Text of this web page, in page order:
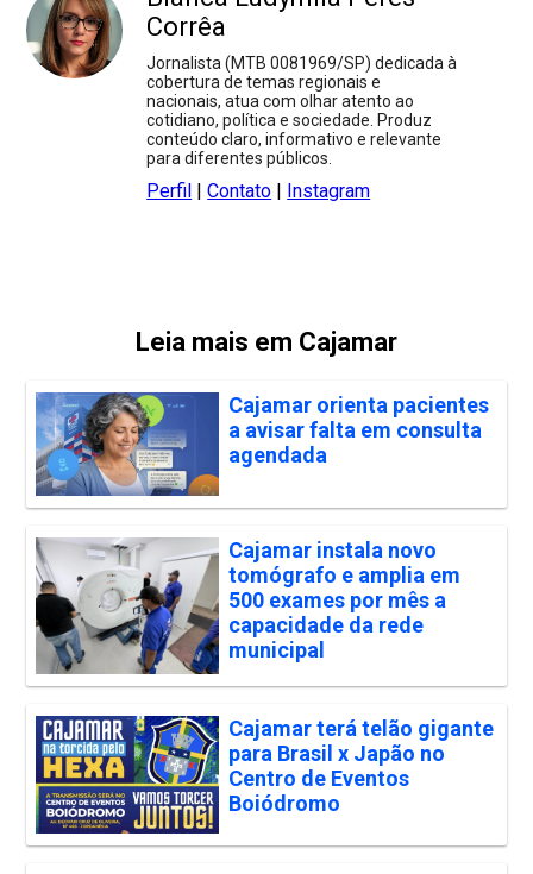
Corrêa
Jornalista (MTB 0081969/SP) dedicada à
cobertura de temas regionais e
nacionais, atua com olhar atento ao
cotidiano, política e sociedade. Produz
conteúdo claro, informativo e relevante
para diferentes públicos.
Perfil |Contato | Instagram
Leia mais em Cajamar
Cajamar orienta pacientes
a avisar falta em consulta
agendada
Cajamar instala novo
tomógrafo e amplia em
500 exames por mês a
capacidade da rede
municipal
Cajamar terá telão gigante
para Brasil x Japão no
Centro de Eventos
Boiódromo